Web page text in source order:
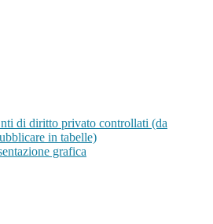
di diritto privato controllati (da
in tabelle)
grafica